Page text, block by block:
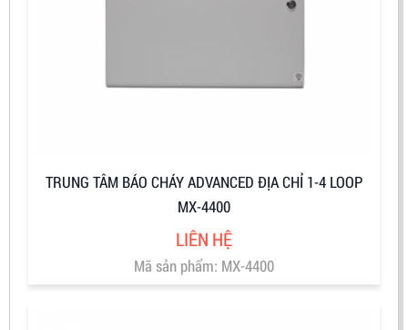
TRUNG TÂM BÁO CHÁY ADVANCED ĐỊA CHỈ 1-4 LOOP
MX-4400
LIÊN HỆ
Mã sản phẩm: MX-4400